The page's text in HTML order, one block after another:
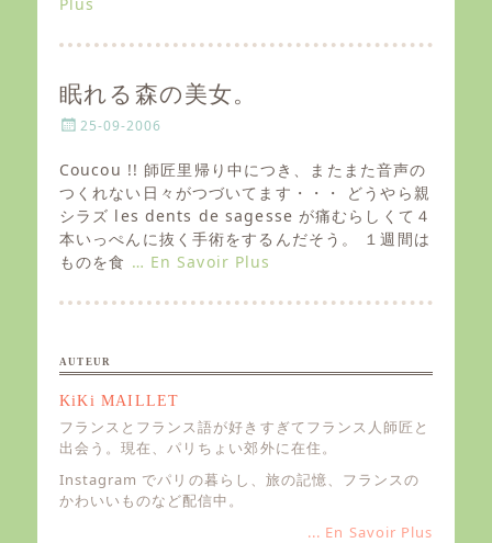
n
眠れる森の美女。
P
s
e
d
o
n
25-09-2006
Coucou !! 師匠里帰り中につき、またまた音声の
つくれない日々がつづいてます・・・ どうやら親
シラズ les dents de sagesse が痛むらしくて４
本いっぺんに抜く手術をするんだそう。 １週間は
ものを食 … En Savoir Plus
AUTEUR
KiKi MAILLET
フランスとフランス語が好きすぎてフランス人師匠と
出会う。現在、パリちょい郊外に在住。
Instagram でパリの暮らし、旅の記憶、フランスの
かわいいものなど配信中。
... En Savoir Plus